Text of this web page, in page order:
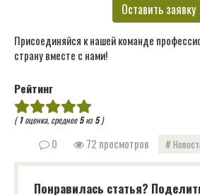
Оставить заявку
Присоединяйся к нашей команде
страну вместе с нами!
Рейтинг
(1оценка, среднее5из5)
0 72 просмотров
Понравилась статья?